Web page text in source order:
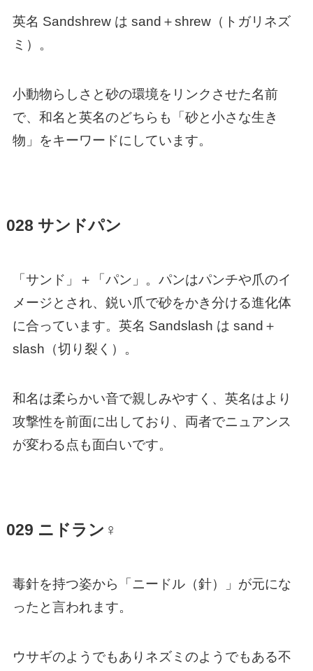
英名 Sandshrew は sand＋shrew（トガリネズ
ミ）。
小動物らしさと砂の環境をリンクさせた名前
で、和名と英名のどちらも「砂と小さな生き
物」をキーワードにしています。
028 サンドパン
「サンド」＋「パン」。パンはパンチや爪のイ
メージとされ、鋭い爪で砂をかき分ける進化体
に合っています。英名 Sandslash は sand＋
slash（切り裂く）。
和名は柔らかい音で親しみやすく、英名はより
攻撃性を前面に出しており、両者でニュアンス
が変わる点も面白いです。
029 ニドラン♀
毒針を持つ姿から「ニードル（針）」が元にな
ったと言われます。
ウサギのようでもありネズミのようでもある不